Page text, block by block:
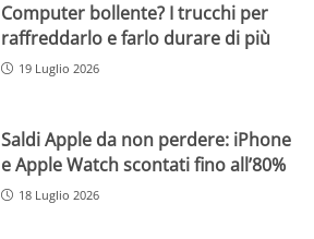
Computer bollente? I trucchi per
raffreddarlo e farlo durare di più
19 Luglio 2026
Saldi Apple da non perdere: iPhone
e Apple Watch scontati fino all’80%
18 Luglio 2026